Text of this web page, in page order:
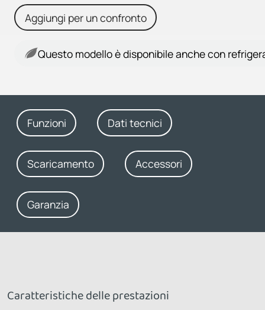
Aggiungi per un confronto
Questo modello è disponibile anche con
Funzioni Dati tecnici
Scaricamento Accessori
Garanzia
Caratteristiche delle prestazioni